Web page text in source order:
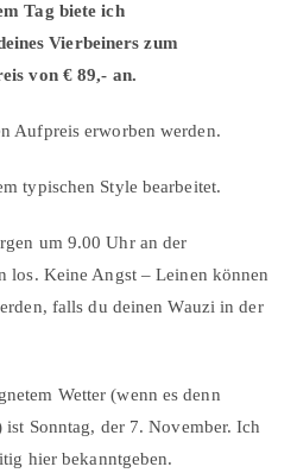
Tag biete ich
Vierbeiners zum
von € 89,- an.
Aufpreis erworben werden.
typischen Style bearbeitet.
um 9.00 Uhr an der
los. Keine Angst – Leinen können
falls du deinen Wauzi in der
Wetter (wenn es denn
Sonntag, der 7. November. Ich
hier bekanntgeben.